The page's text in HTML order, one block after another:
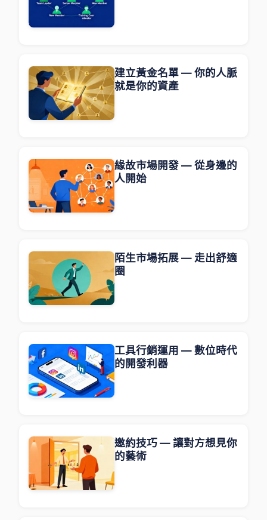
建立黃金名單 — 你的人脈
就是你的資產
緣故市場開發 — 從身邊的
人開始
陌生市場拓展 — 走出舒適
圈
工具行銷運用 — 數位時代
的開發利器
邀約技巧 — 讓對方想見你
的藝術